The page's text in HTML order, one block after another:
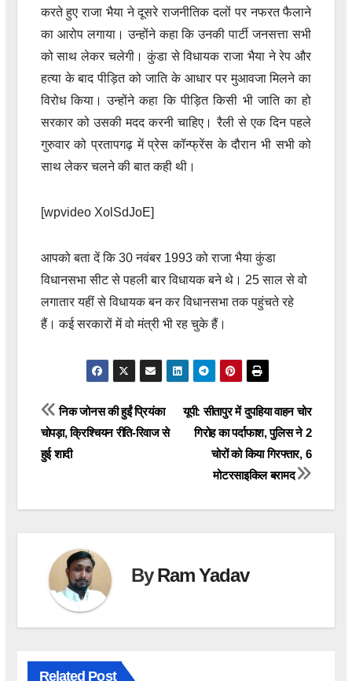
करते हुए राजा भैया ने दूसरे राजनीतिक दलों पर नफरत फैलाने
का आरोप लगाया। उन्होंने कहा कि उनकी पार्टी जनसत्ता सभी
को साथ लेकर चलेगी। कुंडा से विधायक राजा भैया ने रेप और
हत्या के बाद पीड़ित को जाति के आधार पर मुआवजा मिलने का
विरोध किया। उन्होंने कहा कि पीड़ित किसी भी जाति का हो
सरकार को उसकी मदद करनी चाहिए। रैली से एक दिन पहले
गुरुवार को प्रतापगढ़ में प्रेस कॉन्फ्रेंस के दौरान भी सभी को
साथ लेकर चलने की बात कही थी।
[wpvideo XolSdJoE]
आपको बता दें कि 30 नवंबर 1993 को राजा भैया कुंडा
विधानसभा सीट से पहली बार विधायक बने थे। 25 साल से वो
लगातार यहीं से विधायक बन कर विधानसभा तक पहुंचते रहे
हैं। कई सरकारों में वो मंत्री भी रह चुके हैं।
Post
navigation
यूपी: सीतापुर में दुपहिया वाहन चोर
गिरोह का पर्दाफाश, पुलिस ने 2
चोरों को किया गिरफ्तार, 6
मोटरसाइकिल बरामद
निक जोनस की हुईं प्रियंका
चोपड़ा, क्रिश्चियन रीति-रिवाज से
हुई शादी
ByRam Yadav
Related Post